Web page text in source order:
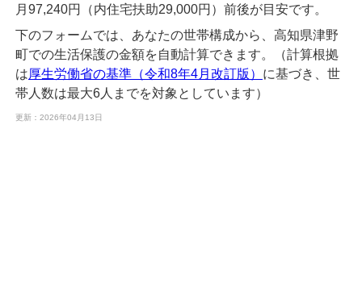
月97,240円（内住宅扶助29,000円）前後が目安です。
下のフォームでは、あなたの世帯構成から、高知県津野
町での生活保護の金額を自動計算できます。（計算根拠
は厚生労働省の基準（令和8年4月改訂版） に基づき、世
帯人数は最大6人までを対象としています）
更新：2026年04月13日